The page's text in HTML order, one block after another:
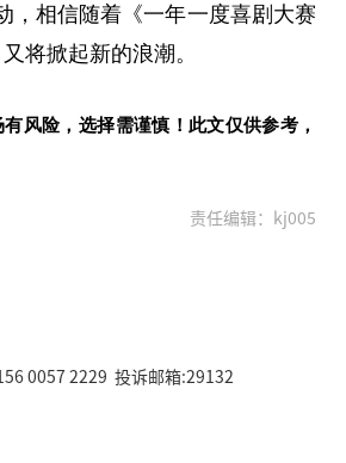
，相信随着《一年一度喜剧 大赛
将掀起新的浪潮。
风险，选择需谨慎！此文仅供参考，
责任编辑：kj005
0057 2229 投诉邮箱:29132